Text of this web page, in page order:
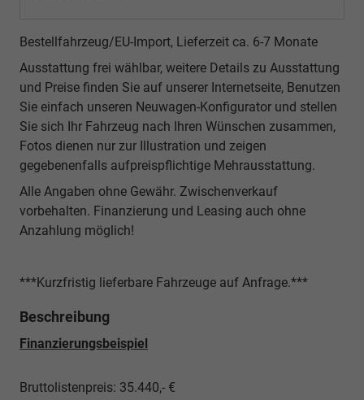
Bestellfahrzeug/EU-Import, Lieferzeit ca. 6-7 Monate
Ausstattung frei wählbar, weitere Details zu Ausstattung
und Preise finden Sie auf unserer Internetseite, Benutzen
Sie einfach unseren Neuwagen-Konfigurator und stellen
Sie sich Ihr Fahrzeug nach Ihren Wünschen zusammen,
Fotos dienen nur zur Illustration und zeigen
gegebenenfalls aufpreispflichtige Mehrausstattung.
Alle Angaben ohne Gewähr. Zwischenverkauf
vorbehalten. Finanzierung und Leasing auch ohne
Anzahlung möglich!
***Kurzfristig lieferbare Fahrzeuge auf Anfrage.***
Beschreibung
Finanzierungsbeispiel
Bruttolistenpreis: 35.440,- €